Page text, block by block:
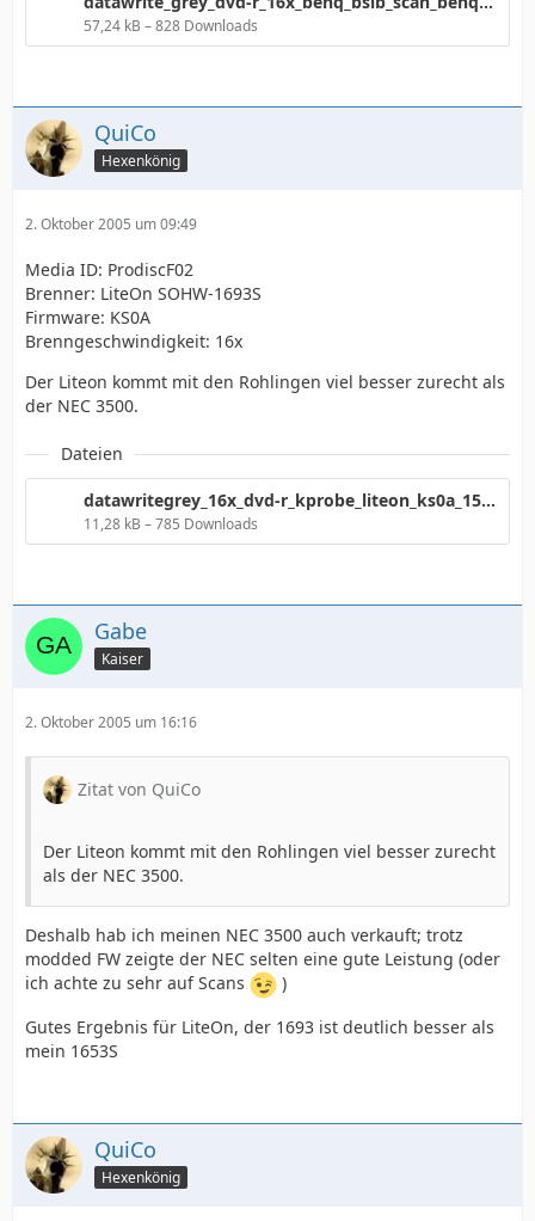
57,24 kB – 828 Downloads
QuiCo
Hexenkönig
2. Oktober 2005 um 09:49
Media ID: ProdiscF02
Brenner: LiteOn SOHW-1693S
Firmware: KS0A
Brenngeschwindigkeit: 16x
Der Liteon kommt mit den Rohlingen viel besser zurecht als
der NEC 3500.
Dateien
datawritegrey_16x_dvd-r_kprobe_liteon_ks0a_156.png
11,28 kB – 785 Downloads
Gabe
Kaiser
2. Oktober 2005 um 16:16
Zitat von QuiCo
Der Liteon kommt mit den Rohlingen viel besser zurecht
als der NEC 3500.
Deshalb hab ich meinen NEC 3500 auch verkauft; trotz
modded FW zeigte der NEC selten eine gute Leistung (oder
ich achte zu sehr auf Scans
)
Gutes Ergebnis für LiteOn, der 1693 ist deutlich besser als
mein 1653S
QuiCo
Hexenkönig